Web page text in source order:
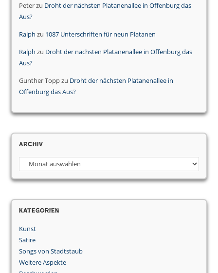
Peterzu Droht der nächsten Platanenallee in Offenburg das
Aus?
Ralph zu 1087 Unterschriften für neun Platanen
Ralph zu Droht der nächsten Platanenallee in Offenburg das
Aus?
Gunther Toppzu Droht der nächsten Platanenallee in
Offenburg das Aus?
Archiv
Kategorien
Kunst
Satire
Songs von Stadtstaub
Weitere Aspekte